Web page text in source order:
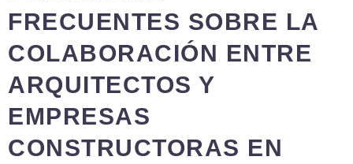
FRECUENTES SOBRE LA
COLABORACIÓN ENTRE
ARQUITECTOS Y
EMPRESAS
CONSTRUCTORAS EN